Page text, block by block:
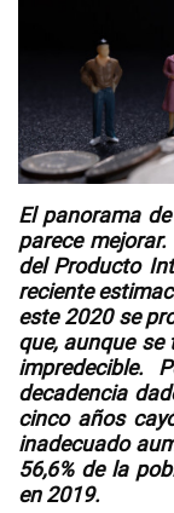
Juegos
Videos
NEWSLETTERS
El panorama
parece mejorar.
del Producto
reciente
este2020se
que, aunque
impredecible.
decadencia
cinco años
inadecuado
56,6% de la
en 2019.